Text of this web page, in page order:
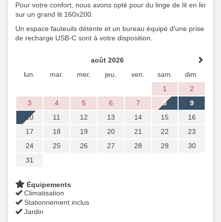
Pour votre confort, nous avons opté pour du linge de lit en lin
sur un grand lit 160x200.
Un espace fauteuils détente et un bureau équipé d'une prise
de recharge USB-C sont à votre disposition.
août 2026
lun.
mar. mer. jeu. ven. sam.
dim.
1
2
3
4 5 6 7 8
9
10
11 12 13 14 15
16
17
18 19 20 21 22
23
24
25 26 27 28 29
30
31
Équipements
Climatisation
Stationnement inclus
Jardin